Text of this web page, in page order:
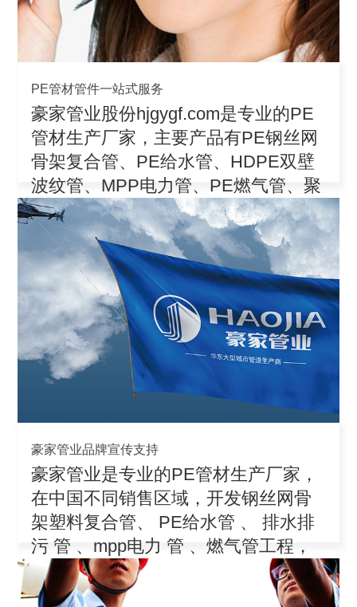
PE管材管件一站式服务
豪家管业股份hjgygf.com是专业的PE
管材生产厂家，主要产品有PE钢丝网
骨架复合管、PE给水管、HDPE双壁
波纹管、MPP电力管、PE燃气管、聚
丙
豪家管业品牌宣传支持
豪家管业是专业的PE管材生产厂家，
在中国不同销售区域，开发钢丝网骨
架塑料复合管、 PE给水管 、 排水排
污 管 、mpp电力 管 、燃气管工程，
积极参